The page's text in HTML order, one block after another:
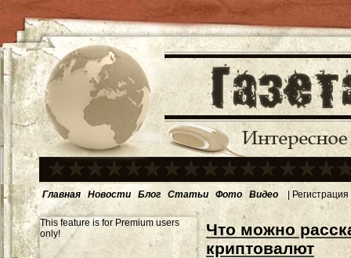
Главная Новости Блог Статьи Фото Видео | Регистрация
This feature is for Premium users
only!
Что можно
криптовалют